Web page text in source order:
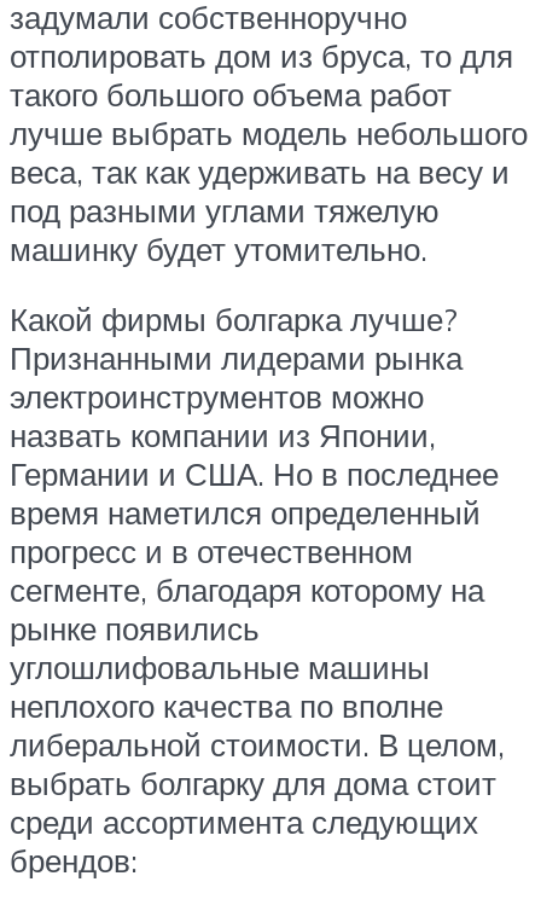
задумали собственноручно
отполировать дом из бруса, то для
такого большого объема работ
лучше выбрать модель небольшого
веса, так как удерживать на весу и
под разными углами тяжелую
машинку будет утомительно.
Какой фирмы болгарка лучше?
Признанными лидерами рынка
электроинструментов можно
назвать компании из Японии,
Германии и США. Но в последнее
время наметился определенный
прогресс и в отечественном
сегменте, благодаря которому на
рынке появились
углошлифовальные машины
неплохого качества по вполне
либеральной стоимости. В целом,
выбрать болгарку для дома стоит
среди ассортимента следующих
брендов: